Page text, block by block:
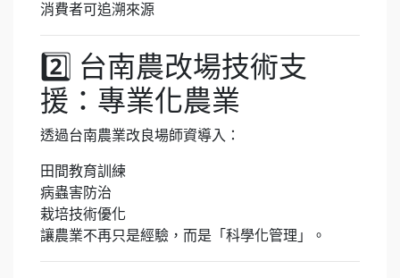
消費者可追溯來源
2️⃣ 台南農改場技術支
援：專業化農業
透過台南農業改良場師資導入：
田間教育訓練
病蟲害防治
栽培技術優化
讓農業不再只是經驗，而是「科學化管理」。